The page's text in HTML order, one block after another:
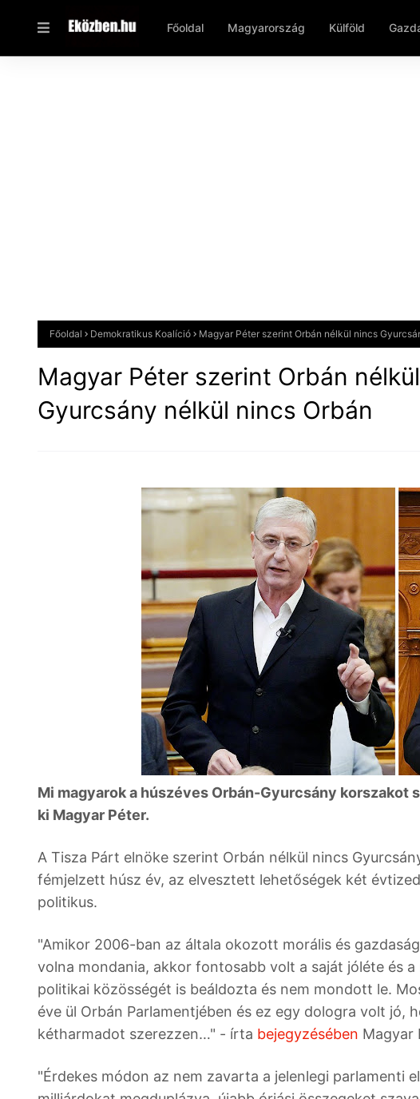
Főoldal Magyarország Külföld
Főoldal Demokratikus Koalíció Magyar Péter szerint Orbán nélkül nincs
Magyar Péter szerint Orbán
Gyurcsány nélkül nincs Orbán
Mi magyarok a húszéves Orbán-Gyurcsány
ki Magyar Péter.
A Tisza Párt elnöke szerint Orbán nélkül nincs
fémjelzett húsz év, az elvesztett lehetőségek két
politikus.
"Amikor 2006-ban az általa okozott morális és
volna mondania, akkor fontosabb volt a saját jóléte és
politikai közösségét is beáldozta és nem mondott le.
éve ül Orbán Parlamentjében és ez egy dologra volt jó,
kétharmadot szerezzen…" - írta bejegyzésében Magyar
"Érdekes módon az nem zavarta a jelenlegi parlamenti